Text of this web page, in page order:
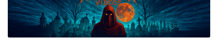
Bluray
Clasificada S